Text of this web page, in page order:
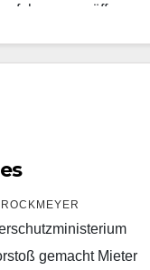
zu eröffnen.
gemacht Mieter